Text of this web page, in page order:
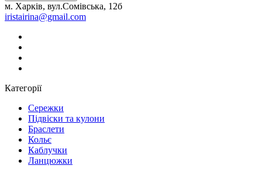
м. Харків, вул.Сомівська, 12б
iristairina@gmail.com
Категорії
Сережки
Підвіски та кулони
Браслети
Кольє
Каблучки
Ланцюжки